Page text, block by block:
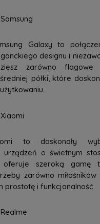
Galaxy to
designu i
zarówno
półki, które
to doskonały
urządzeń o świetnym
oferuje szeroką gamę
zarówno
prostotę i funkcjonalność.